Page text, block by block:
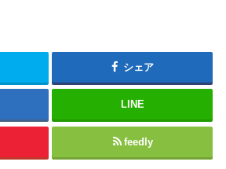
シェア
LINE
feedly